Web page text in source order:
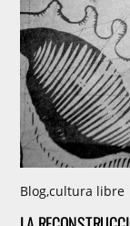
Blog,cultura libre